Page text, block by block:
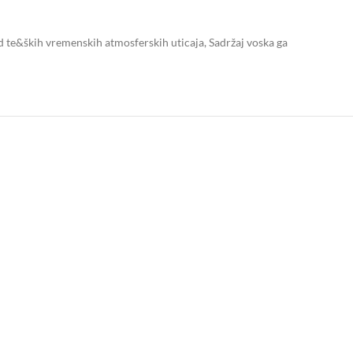
vremenskih atmosferskih uticaja, Sadržaj voska ga